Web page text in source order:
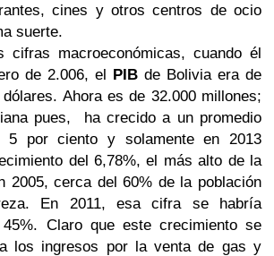
cines y otros centros de ocio
suerte.
macroeconómicas, cuando él
de 2.006, el PIB de Bolivia era de
Ahora es de 32.000 millones;
pues, ha crecido a un promedio
5 por ciento y solamenteen 2013
del 6,78%, el más alto de la
2005, cerca del 60% de la población
En 2011, esa cifra se habría
Claro que este crecimiento se
los ingresos por la venta de gas y